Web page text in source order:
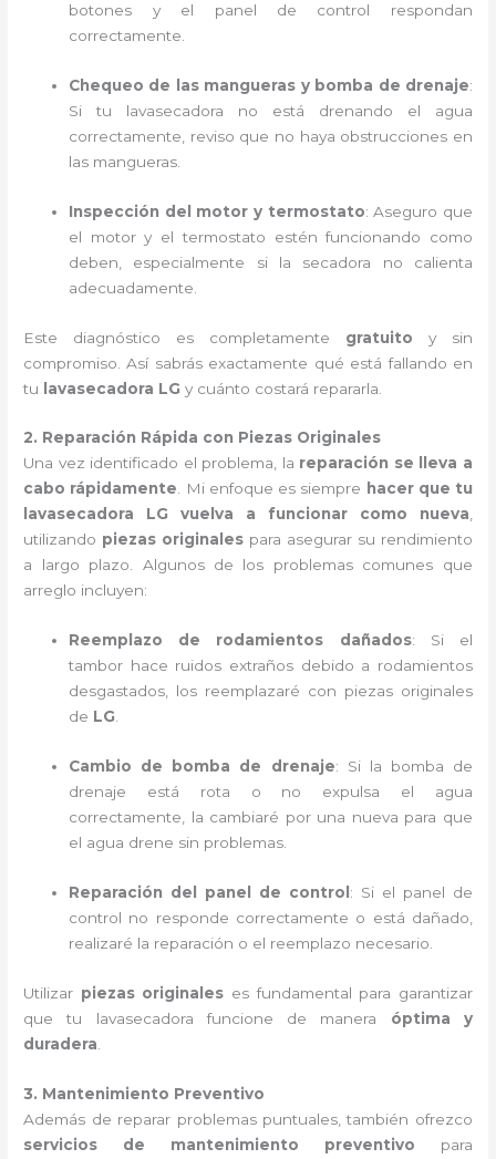
botones y el panel de control respondan
correctamente.
Chequeo de las mangueras y bomba de drenaje:
Si tu lavasecadora no está drenando el agua
correctamente, reviso que no haya obstrucciones en
las mangueras.
Inspección del motor y termostato: Aseguro que
el motor y el termostato estén funcionando como
deben, especialmente si la secadora no calienta
adecuadamente.
Este diagnóstico es completamente gratuito y sin
compromiso. Así sabrás exactamente qué está fallando en
tu lavasecadora LG y cuánto costará repararla.
2. Reparación Rápida con Piezas Originales
Una vez identificado el problema, la reparación se lleva a
cabo rápidamente. Mi enfoque es siempre hacer que tu
lavasecadora LG vuelva a funcionar como nueva,
utilizando piezas originales para asegurar su rendimiento
a largo plazo. Algunos de los problemas comunes que
arreglo incluyen:
Reemplazo de rodamientos dañados: Si el
tambor hace ruidos extraños debido a rodamientos
desgastados, los reemplazaré con piezas originales
de LG.
Cambio de bomba de drenaje: Si la bomba de
drenaje está rota o no expulsa el agua
correctamente, la cambiaré por una nueva para que
el agua drene sin problemas.
Reparación del panel de control : Si el panel de
control no responde correctamente o está dañado,
realizaré la reparación o el reemplazo necesario.
Utilizar piezas originales es fundamental para garantizar
que tu lavasecadora funcione de manera óptima y
duradera
3. Mantenimiento Preventivo
Además de reparar problemas puntuales, también ofrezco
servicios de mantenimiento preventivo para